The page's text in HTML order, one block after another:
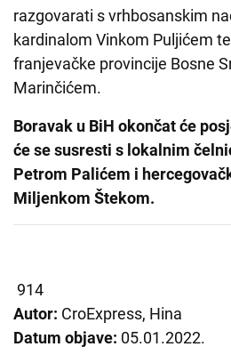
razgovarati s vrhbosanskim
kardinalom Vinkom Puljićem
franjevačke provincije Bosne
Marinčićem.
Boravak u BiH okončat će
će se susresti s lokalnim
Petrom Palićem i
Miljenkom Štekom.
914
Autor: CroExpress, Hina
Datum objave: 05.01.2022.